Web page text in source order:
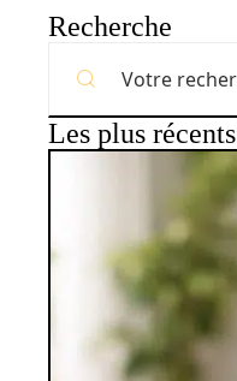
Recherche
Les plus récents